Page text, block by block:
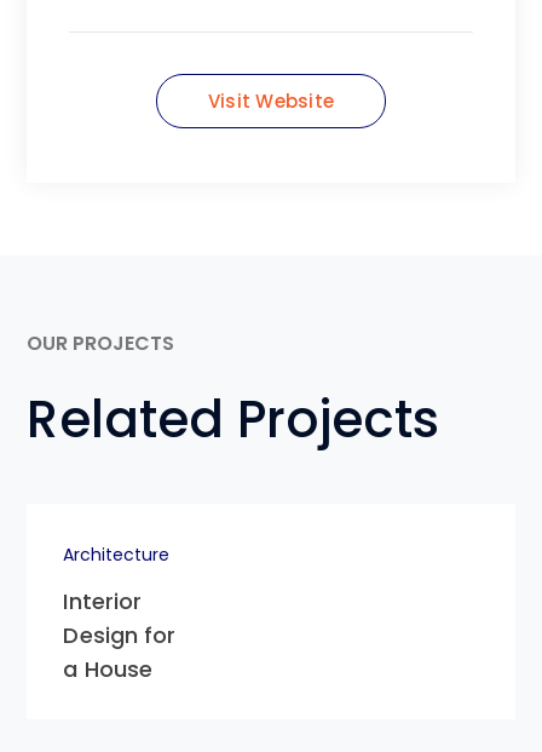
Visit Website
OUR PROJECTS
Related Projects
Architecture
Interior
Design for
a House